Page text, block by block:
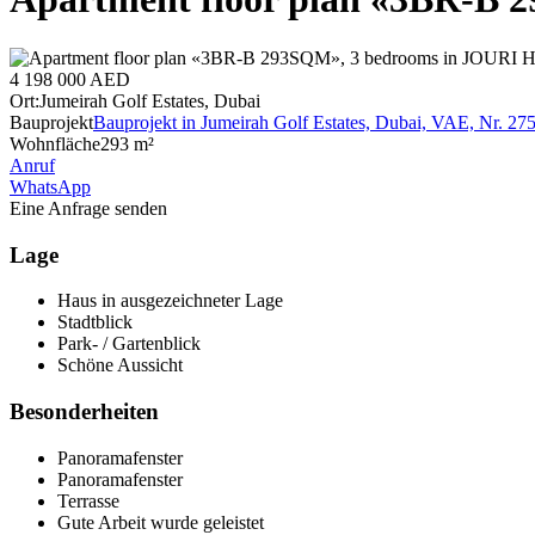
4 198 000 AED
Ort:Jumeirah Golf Estates, Dubai
BauprojektBauprojekt in Jumeirah Golf Estates, Dubai, VAE, Nr.
Wohnfläche293 m²
Anruf
WhatsApp
Eine Anfrage senden
Lage
Haus in ausgezeichneter Lage
Stadtblick
Park- / Gartenblick
Schöne Aussicht
Besonderheiten
Panoramafenster
Panoramafenster
Terrasse
Gute Arbeit wurde geleistet